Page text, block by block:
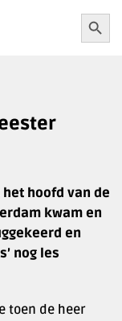
Zoek
naar:
hoofd van de
kwam en
en
nog les
toen de heer